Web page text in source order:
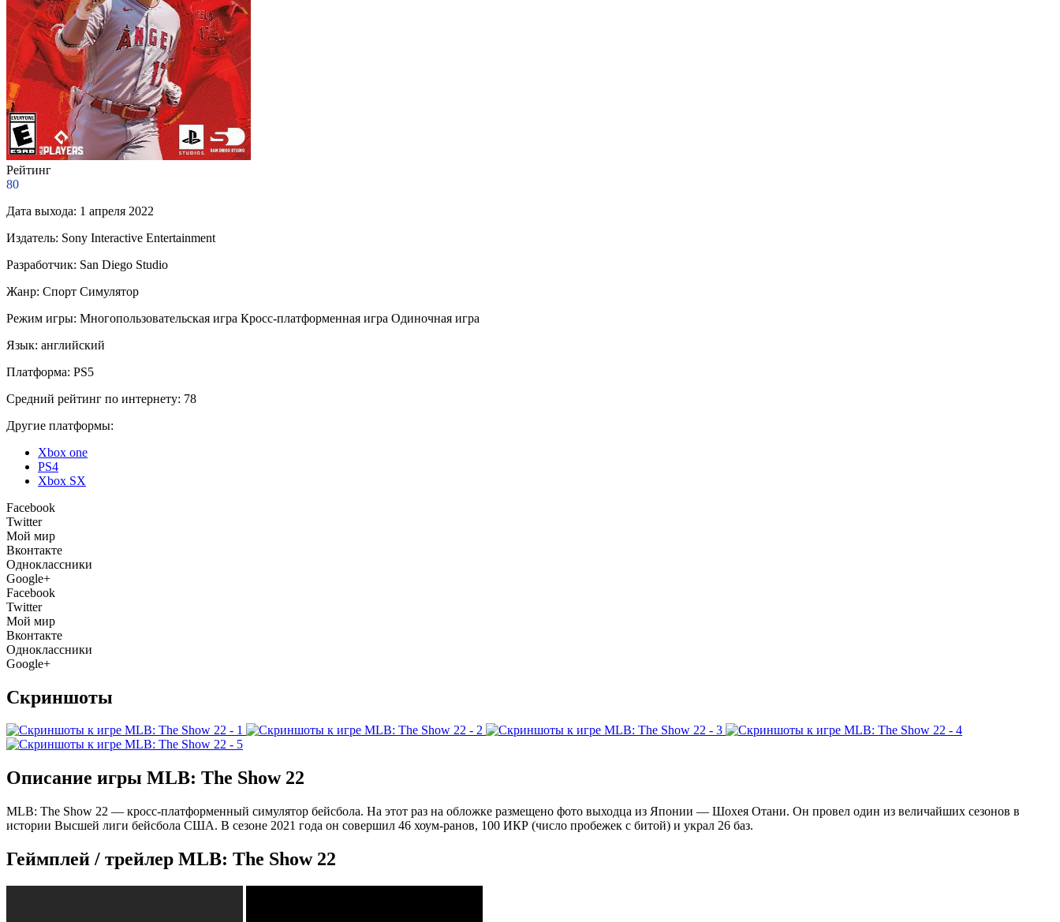
Рейтинг
80
Дата выхода: 1 апреля 2022
Издатель: Sony Interactive Entertainment
Разработчик: San Diego Studio
Жанр: Спорт Симулятор
Режим игры: Многопользовательская игра Кросс-платформенная игра Одиночная игра
Язык: английский
Платформа: PS5
Средний рейтинг по интернету: 78
Другие платформы:
Xbox one
PS4
Xbox SX
Facebook
Twitter
Мой мир
Вконтакте
Одноклассники
Google+
Facebook
Twitter
Мой мир
Вконтакте
Одноклассники
Google+
Скриншоты
Описание игры MLB: The Show 22
MLB: The Show 22 — кросс-платформенный симулятор бейсбола. На этот раз на обложке размещено фото выходца из Японии — Шохея Отани. Он провел один из величайших сезонов в
истории Высшей лиги бейсбола США. В сезоне 2021 года он совершил 46 хоум-ранов, 100 ИКР (число пробежек с битой) и украл 26 баз.
Геймплей / трейлер MLB: The Show 22